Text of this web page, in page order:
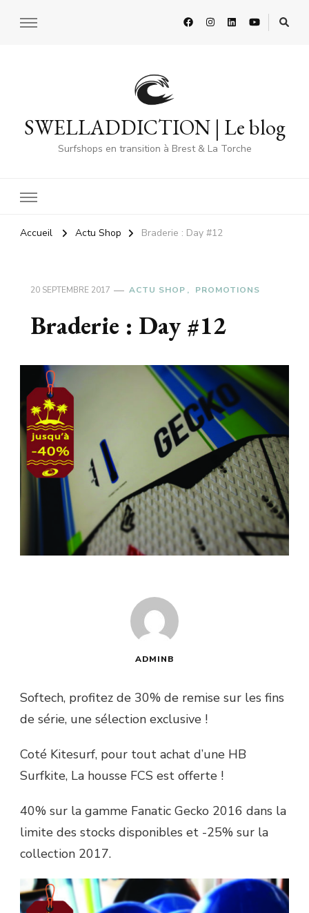
SWELLADDICTION | Le blog
Surfshops en transition à Brest & La Torche
Accueil Actu Shop Braderie : Day #12
20 SEPTEMBRE 2017 ACTU SHOP PROMOTIONS
Braderie : Day #12
ADMINB
Softech, profitez de 30% de remise sur les fins
de série, une sélection exclusive !
Coté Kitesurf, pour tout achat d’une HB
Surfkite, La housse FCS est offerte !
40% sur la gamme Fanatic Gecko 2016 dans la
limite des stocks disponibles et -25% sur la
collection 2017.